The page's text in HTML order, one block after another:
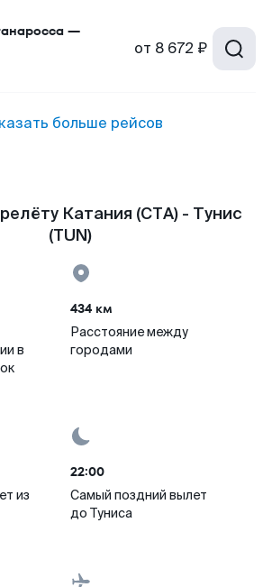
—
от 8 672 ₽
больше рейсов
Катания (CTA) - Тунис
(TUN)
в
434 км
Расстояние между
городами
из
22:00
Самый поздний вылет
до Туниса